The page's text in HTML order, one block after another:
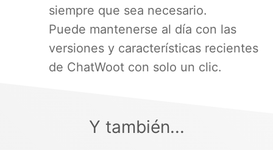
siempre que sea necesario.
Puede mantenerse al día con las
versiones y características recientes
de ChatWoot con solo un clic.
Y también...